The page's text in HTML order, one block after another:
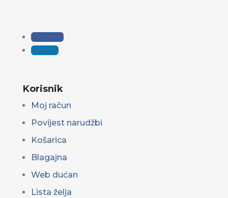
Follow
Follow
Korisnik
Moj račun
Povijest narudžbi
Košarica
Blagajna
Web dućan
Lista želja